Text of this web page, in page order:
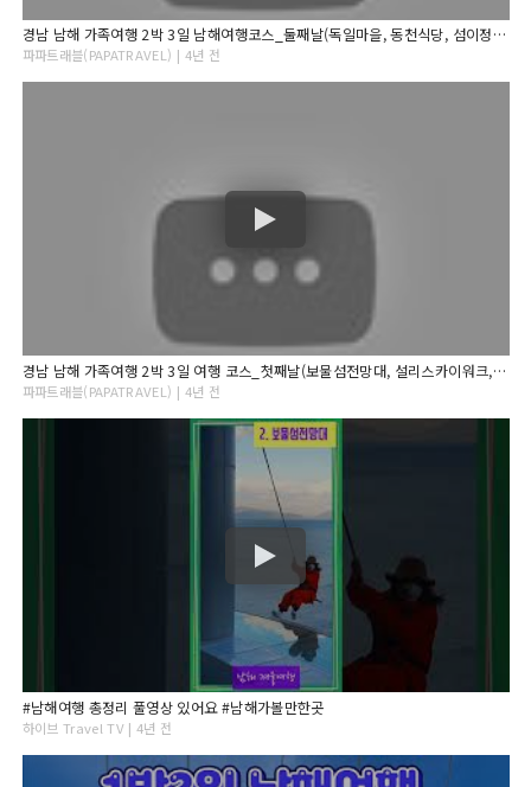
경남 남해 가족여행 2박 3일 남해여행코스_둘째날(독일마을, 동천식당, 섬이정원, 백년유자, 앵강마켓, 남해 아난티)
파파트래블(PAPATRAVEL) | 4년 전
경남 남해 가족여행 2박 3일 여행 코스_첫째날(보물섬전망대, 설리스카이워크, 독일마을)
파파트래블(PAPATRAVEL) | 4년 전
#남해여행 총정리 풀영상 있어요 #남해가볼만한곳
하이브 Travel TV | 4년 전